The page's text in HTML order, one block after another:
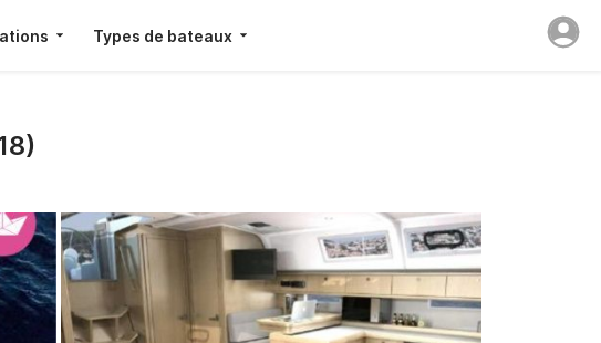
Types de bateaux